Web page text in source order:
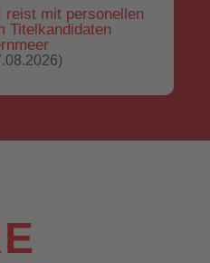
reist mit personellen
Titelkandidaten